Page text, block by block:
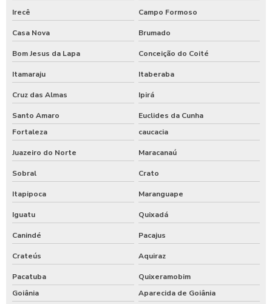
Irecê Campo Formoso
Casa Nova Brumado
Bom Jesus da Lapa Conceição do Coité
Itamaraju Itaberaba
Cruz das Almas Ipirá
Santo Amaro
Euclides da Cunha
Fortaleza
caucacia
Juazeiro do Norte Maracanaú
Sobral Crato
Itapipoca Maranguape
Iguatu Quixadá
Canindé Pacajus
Crateús Aquiraz
Pacatuba
Quixeramobim
Goiânia
Aparecida de Goiânia